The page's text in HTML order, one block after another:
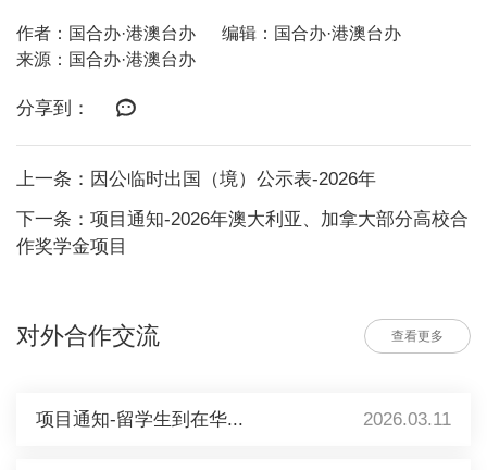
作者：国合办·港澳台办
编辑：国合办·港澳台办
来源：国合办·港澳台办
分享到：
上一条：因公临时出国（境）公示表-2026年
下一条：项目通知-2026年澳大利亚、加拿大部分高校合
作奖学金项目
对外合作交流 查看更多
项目通知-留学生到在华... 2026.03.11